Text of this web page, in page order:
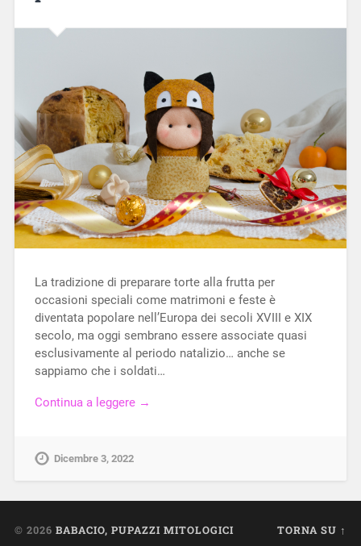
La tradizione di preparare torte alla frutta per
occasioni speciali come matrimoni e feste è
diventata popolare nell’Europa dei secoli XVIII e XIX
secolo, ma oggi sembrano essere associate quasi
esclusivamente al periodo natalizio… anche se
sappiamo che i soldati…
Continua a leggere →
Dicembre 3, 2022
© 2026 BABACIO, PUPAZZI MITOLOGICI TORNA SU ↑